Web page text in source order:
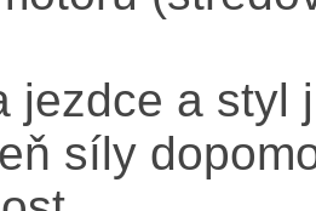
jezdce a styl
síly